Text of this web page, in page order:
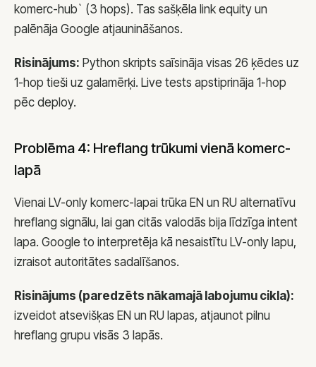
komerc-hub` (3 hops). Tas sašķēla link equity un
palēnāja Google atjaunināšanos.
Risinājums: Python skripts saīsināja visas 26 ķēdes uz
1-hop tieši uz galamērķi. Live tests apstiprināja 1-hop
pēc deploy.
Problēma 4: Hreflang trūkumi vienā komerc-
lapā
Vienai LV-only komerc-lapai trūka EN un RU alternatīvu
hreflang signālu, lai gan citās valodās bija līdzīga intent
lapa. Google to interpretēja kā nesaistītu LV-only lapu,
izraisot autoritātes sadalīšanos.
Risinājums (paredzēts nākamajā labojumu cikla):
izveidot atsevišķas EN un RU lapas, atjaunot pilnu
hreflang grupu visās 3 lapās.